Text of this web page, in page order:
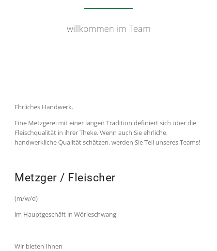
willkommen im Team
Ehrliches Handwerk.
Eine Metzgerei mit einer langen Tradition definiert sich über die
Fleischqualität in ihrer Theke. Wenn auch Sie ehrliche,
handwerkliche Qualität schätzen, werden Sie Teil unseres Teams!
Metzger / Fleischer
(m/w/d)
im Hauptgeschäft in Wörleschwang
Wir bieten Ihnen